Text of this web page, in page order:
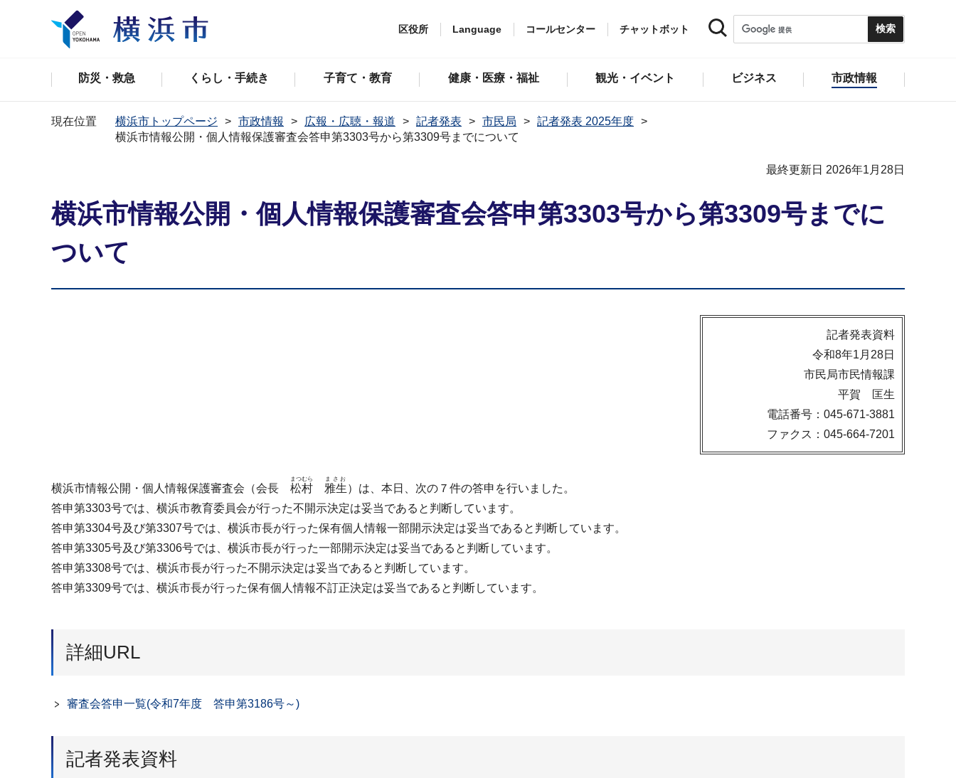
区役所 Language コールセンター チャットボット
防災・救急 くらし・手続き 子育て・教育 健康・医療・福祉 観光・イベント ビジネス 市政情報
現在位置 横浜市トップページ 市政情報 広報・広聴・報道 記者発表 市民局
記者発表 2025年度
横浜市情報公開・個人情報保護審査会答申第3303号から第3309号までについて
最終更新日 2026年1月28日
横浜市情報公開・個人情報保護審査会答申第3303号から第3309号までに
ついて
記者発表資料
令和8年1月28日
市民局市民情報課
平賀 匡生
電話番号：045-671-3881
ファクス：045-664-7201
横浜市情報公開・個人情報保護審査会（会長 松村
まつむら
雅生
まさお
）は、本日、次の７件の答申を行いました。
答申第3303号では、横浜市教育委員会が行った不開示決定は妥当であると判断しています。
答申第3304号及び第3307号では、横浜市長が行った保有個人情報一部開示決定は妥当であると判断しています。
答申第3305号及び第3306号では、横浜市長が行った一部開示決定は妥当であると判断しています。
答申第3308号では、横浜市長が行った不開示決定は妥当であると判断しています。
答申第3309号では、横浜市長が行った保有個人情報不訂正決定は妥当であると判断しています。
詳細URL
審査会答申一覧(令和7年度 答申第3186号～)
記者発表資料